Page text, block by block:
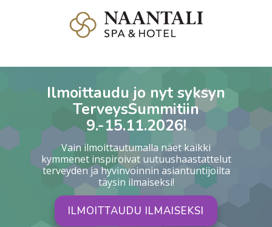
Ilmoittaudu jo nyt syksyn
TerveysSummitiin
9.-15.11.2026!
Vain ilmoittautumalla näet kaikki
kymmenet inspiroivat uutuushaastattelut
terveyden ja hyvinvoinnin asiantuntijoilta
täysin ilmaiseksi!
ILMOITTAUDU ILMAISEKSI